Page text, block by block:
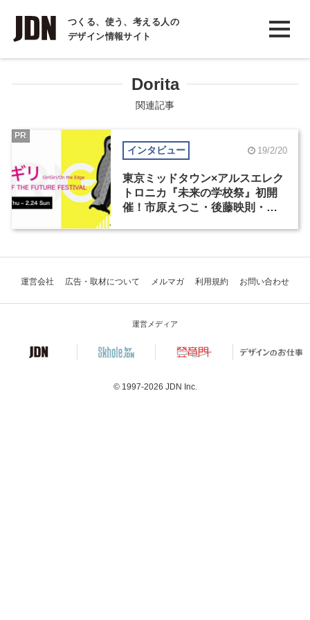
つくる、使う、考える人の
デザイン情報サイト
INTERVIEW
インタビュー
COLUMN
Dorita
関連記事
インタビュー 19/2/20
東京ミッドタウン×アルスエレク
トロニカ『未来の学校祭』初開
催！市原えつこ・後藤映則・
PR
運営会社 広告・取材について メルマガ 利用規約 お問い合わせ
運営メディア
© 1997-2026 JDN Inc.